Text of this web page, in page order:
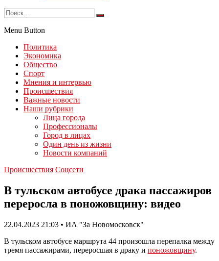
Menu Button
Политика
Экономика
Общество
Спорт
Мнения и интервью
Происшествия
Важные новости
Наши рубрики
Лица города
Профессионалы
Город в лицах
Один день из жизни
Новости компаний
Происшествия Соцсети
В тульском автобусе драка пассажиров
переросла в поножовщину: видео
22.04.2023 21:03 • ИА "За Новомосковск"
В тульском автобусе маршрута 44 произошла перепалка между
тремя пассажирами, переросшая в драку и поножовщину.